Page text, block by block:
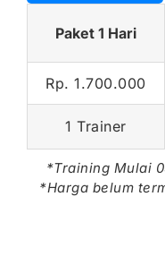
Paket 1 Hari
Rp. 1.700.000
1 Trainer
*Training Mulai
*Harga belum